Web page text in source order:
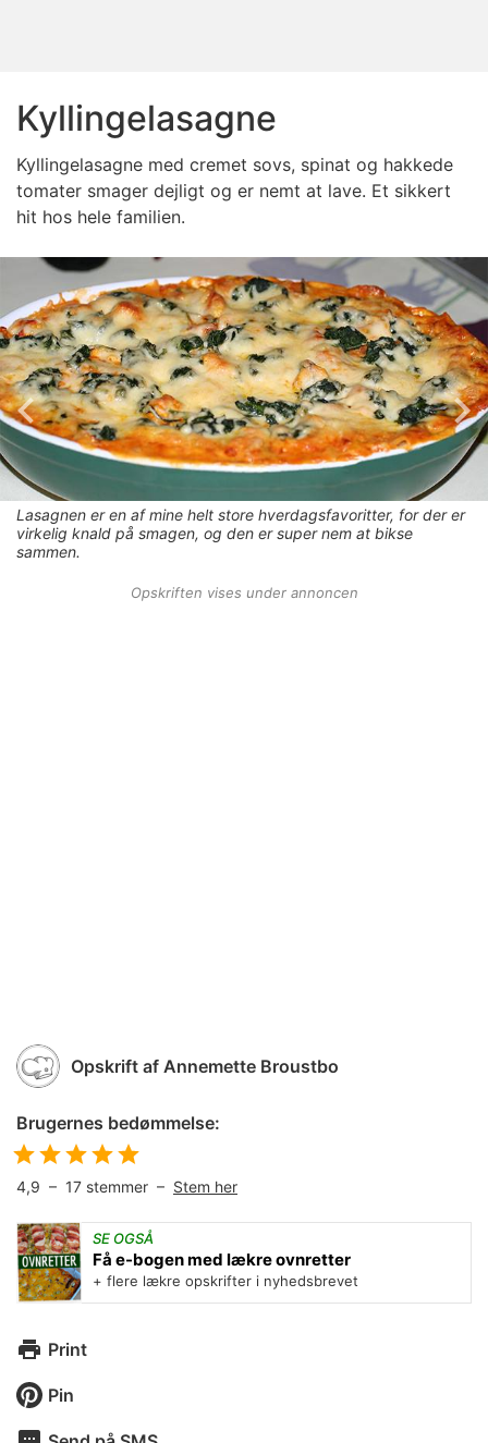
Kyllingelasagne
Kyllingelasagne med cremet sovs, spinat og hakkede
tomater smager dejligt og er nemt at lave. Et sikkert
hit hos hele familien.
Lasagnen er en af mine helt store hverdagsfavoritter, for der er
virkelig knald på smagen, og den er super nem at bikse
sammen.
Opskriften vises under annoncen
Opskrift af Annemette Broustbo
Brugernes bedømmelse:
4,9 – 17 stemmer – Stem her
SE OGSÅ
Få e-bogen med lækre ovnretter
+ flere lækre opskrifter i nyhedsbrevet
Print
Pin